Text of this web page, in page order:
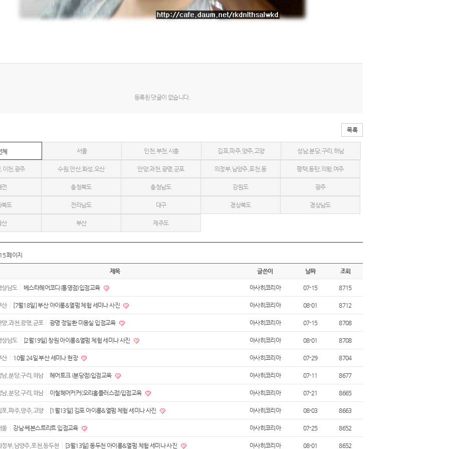
등록된 댓글이 없습니다.
목록
체 서울 인천,부천,시흥 김포,파주,양주,고양 성남,분당,구리,하남
이천,광주 수원,안산,화성,오산 안양,과천,광명,군포 의정부,남양주,포천,동
두천
평택,동탄,의왕,여주
전 충청북도 충청남도 강원도 광주
북도 전라남도 대구 경상북도 경상남도
산 부산 제주도
15 페이지
제목 글쓴이 날짜 조회
상남도 베스타헤어코디(통영점)입점교육 아사히코리아 07-15 8715
산 [7월18일] 부산 아이롱&열펌 체험 세미나 사진 아사히코리아 08-01 8712
양,과천,광명,군포 광명 정일환 미용실 입점교육 아사히코리아 07-15 8708
상남도 [2월19일] 창원 아이롱&열펌 체험 세미나 사진 아사히코리아 08-01 8708
산 10월 24일 부산 세미나 현장 아사히코리아 07-29 8704
남,분당,구리,하남 헤어토크 (분당점)입점교육 아사히코리아 07-11 8677
남,분당,구리,하남 이철헤어커커(오리홈플러스점)입점교육 아사히코리아 07-21 8665
포,파주,양주,고양 [1월13일] 김포 아이롱&열펌 체험 세미나 사진 아사히코리아 08-03 8663
울 강남 쎄븐스트리트 입점교육 아사히코리아 07-25 8652
정부,남양주,포천,동두천 [3월13일] 동두천 아이롱&열펌 체험 세미나 사진 아사히코리아 08-01 8652